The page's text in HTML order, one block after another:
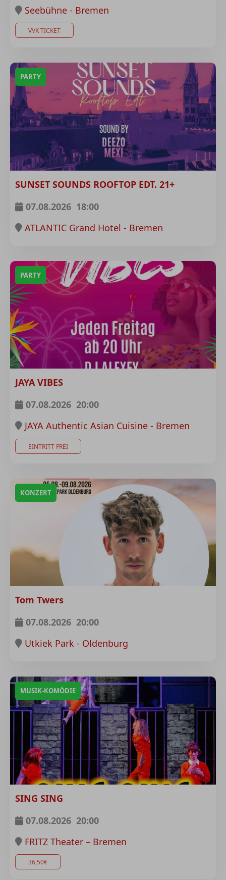
Seebühne - Bremen
VVK TICKET
PARTY
SUNSET SOUNDS ROOFTOP EDT. 21+
07.08.2026 18:00
ATLANTIC Grand Hotel - Bremen
PARTY
JAYA VIBES
07.08.2026 20:00
JAYA Authentic Asian Cuisine - Bremen
EINTRITT FREI
KONZERT
Tom Twers
07.08.2026 20:00
Utkiek Park - Oldenburg
MUSIK-KOMÖDIE
SING SING
07.08.2026 20:00
FRITZ Theater – Bremen
36,50€